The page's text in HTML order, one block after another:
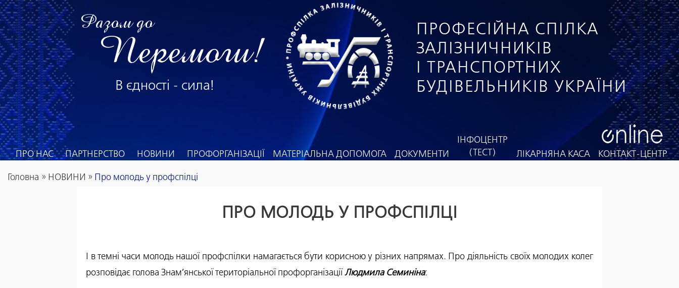
Разом до
Перемоги!
В єдності - сила!
ПРОФЕСІЙНА СПІЛКА
ЗАЛІЗНИЧНИКІВ
І ТРАНСПОРТНИХ
БУДІВЕЛЬНИКІВ УКРАЇНИ
ПРО НАС ПАРТНЕРСТВО НОВИНИ ПРОФОРГАНІЗАЦІЇ МАТЕРІАЛЬНА ДОПОМОГА ДОКУМЕНТИ
ІНФОЦЕНТР
(ТЕСТ)
ЛІКАРНЯНА КАСА КОНТАКТ-ЦЕНТР
Головна » НОВИНИ » Про молодь у профспілці
ПРО МОЛОДЬ У ПРОФСПІЛЦІ
І в темні часи молодь нашої профспілки намагається бути корисною у різних напрямах. Про діяльність своїх молодих колег
розповідає голова Знам’янської територіальної профорганізації Людмила Семиніна: